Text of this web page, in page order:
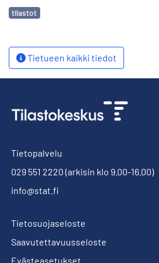
Avainsanat
tilastot
Tietueen kaikki tiedot
Tietopalvelu
029 551 2220 (arkisin klo 9.00-16.00)
info@stat.fi
Tietosuojaseloste
Saavutettavuusseloste
Evästeasetukset